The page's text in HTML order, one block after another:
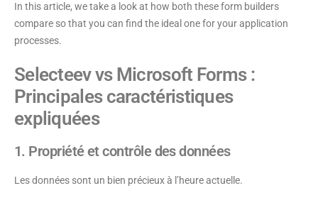
In this article, we take a look at how both these form builders
compare so that you can find the ideal one for your application
processes.
Selecteev vs Microsoft Forms :
Principales caractéristiques
expliquées
1. Propriété et contrôle des données
Les données sont un bien précieux à l’heure actuelle.